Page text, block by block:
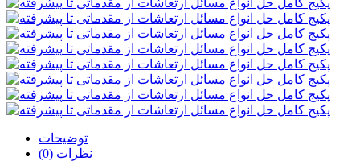
توضیحات
نظرات (0)